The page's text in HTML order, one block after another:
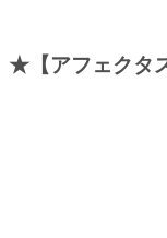
★【アフェクタ